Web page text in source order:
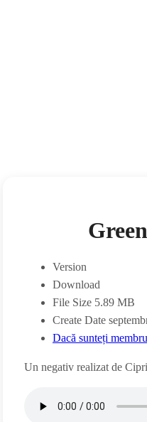
Version
Download
File Size 5.89 MB
Create Date
Dacă sunteți
Un negativ realizat de